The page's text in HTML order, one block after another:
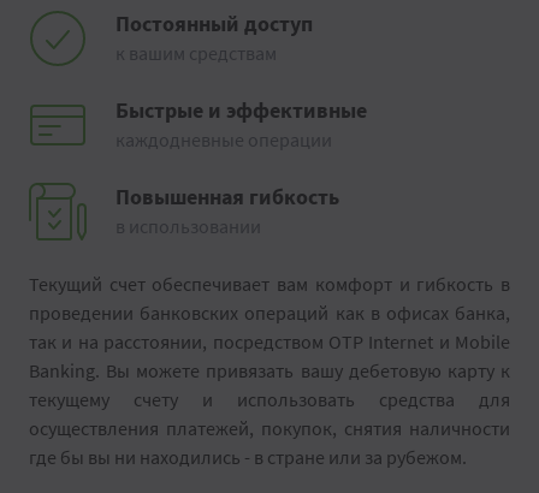
Постоянный доступ
к вашим средствам
Быстрые и эффективные
каждодневные операции
Повышенная гибкость
в использовании
Текущий счет обеспечивает вам комфорт и гибкость в
проведении банковских операций как в офисах банка,
так и на расстоянии, посредством OTP Internet и Mobile
Banking. Вы можете привязать вашу дебетовую карту к
текущему счету и использовать средства для
осуществления платежей, покупок, снятия наличности
где бы вы ни находились - в стране или за рубежом.